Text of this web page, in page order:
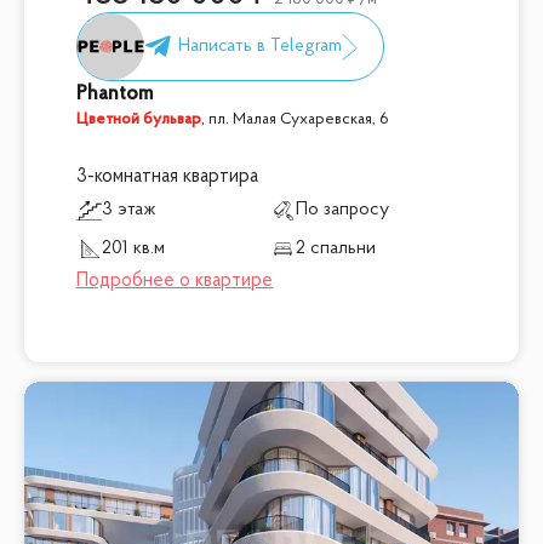
Phantom
Цветной бульвар,пл. Малая Сухаревская, 6
3-комнатная квартира
3 этаж
По запросу
201 кв.м
2 спальни